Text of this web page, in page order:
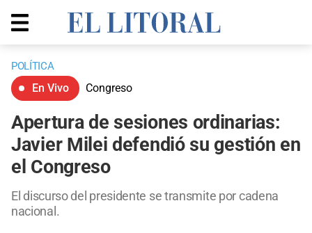
POLÍTICA
En Vivo Congreso
Apertura de sesiones ordinarias:
Javier Milei defendió su gestión en
el Congreso
El discurso del presidente se transmite por cadena
nacional.